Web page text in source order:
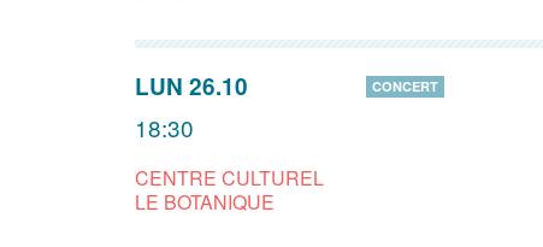
LUN 26.10
18:30
CENTRE CULTUREL
LE BOTANIQUE
CONCERT